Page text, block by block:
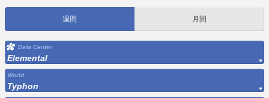
週間 月間
Data Center
Elemental
World
Typhon